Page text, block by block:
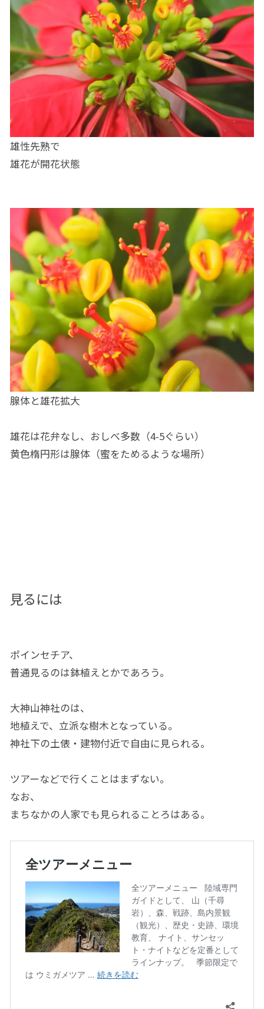
雄性先熟で
雄花が開花状態
腺体と雄花拡大
雄花は花弁なし、おしべ多数（4-5ぐらい）
黄色楕円形は腺体（蜜をためるような場所）
見るには
ポインセチア、
普通見るのは鉢植えとかであろう。
大神山神社のは、
地植えで、立派な樹木となっている。
神社下の土俵・建物付近で自由に見られる。
ツアーなどで行くことはまずない。
なお、
まちなかの人家でも見られることろはある。